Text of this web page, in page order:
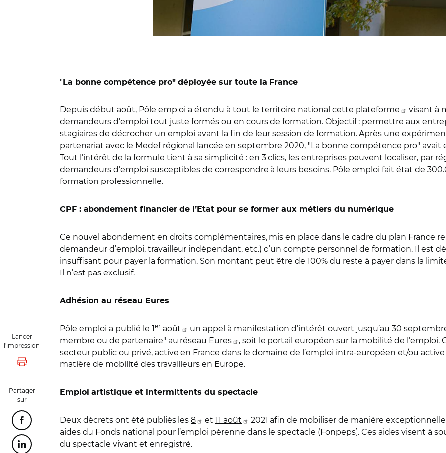
Lancer
l'impression
Lancer l'impression
Partager
sur
Partager cette page sur Facebook
Partager cette page sur Linkedin
" La bonne compétence pro" déployée sur toute la France
Depuis début août, Pôle emploi a étendu à tout le territoire national cette plateforme
visant à
demandeurs d’emploi tout juste formés ou en cours de formation. Objectif : permettre aux
stagiaires de décrocher un emploi avant la fin de leur session de formation. Après une
partenariat avec le Medef régional lancée en septembre 2020, "La bonne compétence pro" avait
Tout l’intérêt de la formule tient à sa simplicité : en 3 clics, les entreprises peuvent localiser, par
demandeurs d’emploi susceptibles de correspondre à leurs besoins. Pôle emploi fait état de
formation professionnelle.
CPF : abondement financier de l’Etat pour se former aux métiers du numérique
Ce nouvel abondement en droits complémentaires, mis en place dans le cadre du plan France
demandeur d’emploi, travailleur indépendant, etc.) d’un compte personnel de formation. Il est
insuffisant pour payer la formation. Son montant peut être de 100% du reste à payer dans la
Il n’est pas exclusif.
Adhésion au réseau Eures
Pôle emploi a publié le 1er août
un appel à manifestation d’intérêt ouvert jusqu’au 30
membre ou de partenaire" au réseau Eures
, soit le portail européen sur la mobilité de l’emploi.
secteur public ou privé, active en France dans le domaine de l’emploi intra-européen et/ou
matière de mobilité des travailleurs en Europe.
Emploi artistique et intermittents du spectacle
Deux décrets ont été publiés les 8 et 11 août
2021 afin de mobiliser de manière
aides du Fonds national pour l’emploi pérenne dans le spectacle (Fonpeps). Ces aides visent à
du spectacle vivant et enregistré.